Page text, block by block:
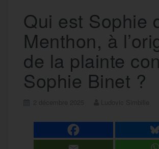
Qui est Sophie
Menthon, à
de la plainte
Sophie Binet ?